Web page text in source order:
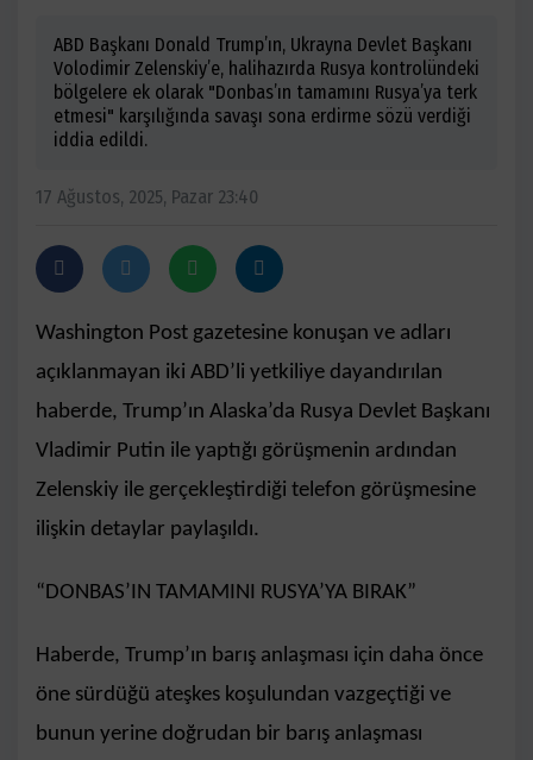
ABD Başkanı Donald Trump’ın, Ukrayna Devlet Başkanı
Volodimir Zelenskiy’e, halihazırda Rusya kontrolündeki
bölgelere ek olarak "Donbas’ın tamamını Rusya’ya terk
etmesi" karşılığında savaşı sona erdirme sözü verdiği
iddia edildi.
17 Ağustos, 2025, Pazar 23:40
Washington Post gazetesine konuşan ve adları
açıklanmayan iki ABD’li yetkiliye dayandırılan
haberde, Trump’ın Alaska’da Rusya Devlet Başkanı
Vladimir Putin ile yaptığı görüşmenin ardından
Zelenskiy ile gerçekleştirdiği telefon görüşmesine
ilişkin detaylar paylaşıldı.
“DONBAS’IN TAMAMINI RUSYA’YA BIRAK”
Haberde, Trump’ın barış anlaşması için daha önce
öne sürdüğü ateşkes koşulundan vazgeçtiği ve
bunun yerine doğrudan bir barış anlaşması